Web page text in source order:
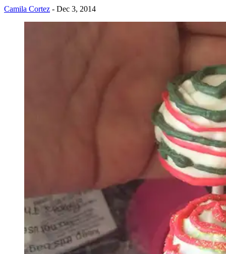
Camila Cortez - Dec 3, 2014